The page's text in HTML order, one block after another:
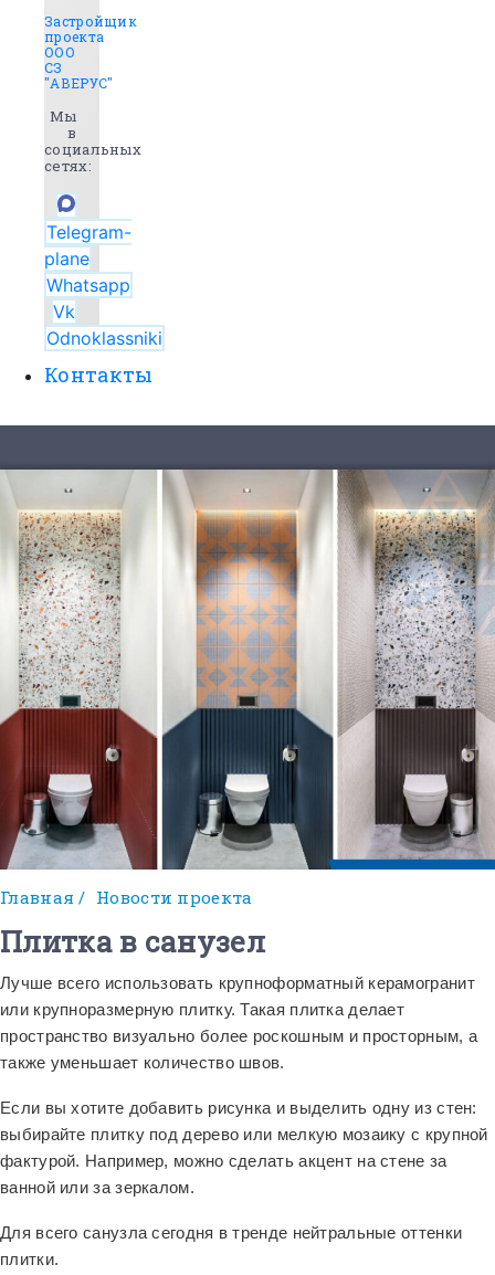
Застройщик
проекта
ООО
СЗ
"АВЕРУС"
Мы
в
социальных
сетях:
Telegram-
plane
Whatsapp
Vk
Odnoklassniki
Контакты
Главная/ Новости проекта
Плитка в санузел
Лучше всего использовать крупноформатный керамогранит
или крупноразмерную плитку. Такая плитка делает
пространство визуально более роскошным и просторным, а
также уменьшает количество швов.
Если вы хотите добавить рисунка и выделить одну из стен:
выбирайте плитку под дерево или мелкую мозаику с крупной
фактурой. Например, можно сделать акцент на стене за
ванной или за зеркалом.
Для всего санузла сегодня в тренде нейтральные оттенки
плитки.